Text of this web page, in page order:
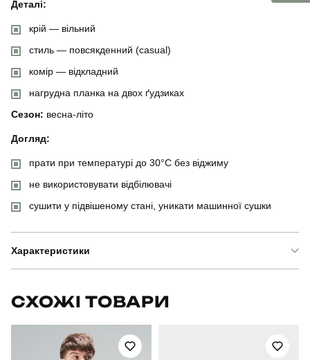
Деталі:
крій — вільний
стиль — повсякденний (casual)
комір — відкладний
нагрудна планка на двох ґудзиках
Сезон: весна-літо
Догляд:
прати при температурі до 30°C без віджиму
не використовувати відбілювачі
сушити у підвішеному стані, уникати машинної сушки
Характеристики
TSpl699Sdb
СХОЖІ ТОВАРИ